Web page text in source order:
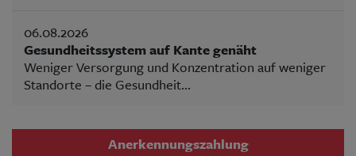
06.08.2026
Gesundheitssystem auf Kante genäht
Weniger Versorgung und Konzentration auf weniger
Standorte – die Gesundheit...
Anerkennungszahlung